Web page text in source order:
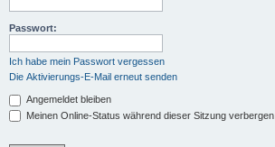
Passwort:
Ich habe mein Passwort vergessen
Die Aktivierungs-E-Mail erneut senden
Angemeldet bleiben
Meinen Online-Status während dieser Sitzung verbergen